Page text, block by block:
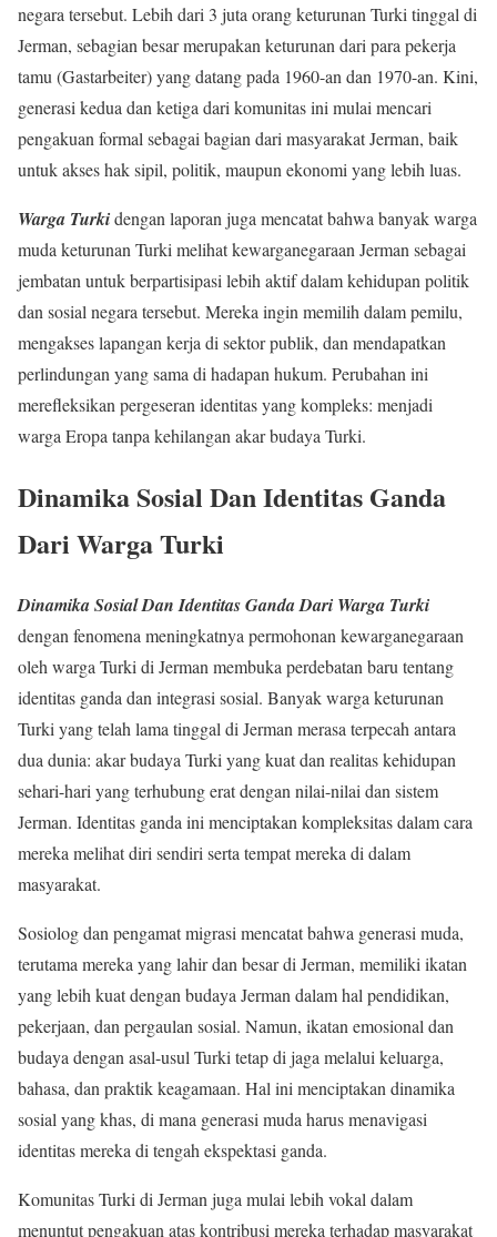
negara tersebut. Lebih dari 3 juta orang keturunan Turki tinggal di
Jerman, sebagian besar merupakan keturunan dari para pekerja
tamu (Gastarbeiter) yang datang pada 1960-an dan 1970-an. Kini,
generasi kedua dan ketiga dari komunitas ini mulai mencari
pengakuan formal sebagai bagian dari masyarakat Jerman, baik
untuk akses hak sipil, politik, maupun ekonomi yang lebih luas.
Warga Turkidengan laporan juga mencatat bahwa banyak warga
muda keturunan Turki melihat kewarganegaraan Jerman sebagai
jembatan untuk berpartisipasi lebih aktif dalam kehidupan politik
dan sosial negara tersebut. Mereka ingin memilih dalam pemilu,
mengakses lapangan kerja di sektor publik, dan mendapatkan
perlindungan yang sama di hadapan hukum. Perubahan ini
merefleksikan pergeseran identitas yang kompleks: menjadi
warga Eropa tanpa kehilangan akar budaya Turki.
Dinamika Sosial Dan Identitas Ganda
Dari Warga Turki
Dinamika Sosial Dan Identitas Ganda Dari Warga Turki
dengan fenomena meningkatnya permohonan kewarganegaraan
oleh warga Turki di Jerman membuka perdebatan baru tentang
identitas ganda dan integrasi sosial. Banyak warga keturunan
Turki yang telah lama tinggal di Jerman merasa terpecah antara
dua dunia: akar budaya Turki yang kuat dan realitas kehidupan
sehari-hari yang terhubung erat dengan nilai-nilai dan sistem
Jerman. Identitas ganda ini menciptakan kompleksitas dalam cara
mereka melihat diri sendiri serta tempat mereka di dalam
masyarakat.
Sosiolog dan pengamat migrasi mencatat bahwa generasi muda,
terutama mereka yang lahir dan besar di Jerman, memiliki ikatan
yang lebih kuat dengan budaya Jerman dalam hal pendidikan,
pekerjaan, dan pergaulan sosial. Namun, ikatan emosional dan
budaya dengan asal-usul Turki tetap di jaga melalui keluarga,
bahasa, dan praktik keagamaan. Hal ini menciptakan dinamika
sosial yang khas, di mana generasi muda harus menavigasi
identitas mereka di tengah ekspektasi ganda.
Komunitas Turki di Jerman juga mulai lebih vokal dalam
menuntut pengakuan atas kontribusi mereka terhadap masyarakat